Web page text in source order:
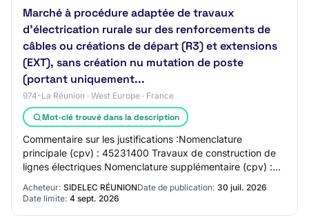
Marché à procédure adaptée de travaux
d'électrication rurale sur des renforcements de
câbles ou créations de départ (R3) et extensions
(EXT), sans création nu mutation de poste
(portant uniquement...
974-La Réunion · West Europe · France
Mot-clé trouvé dans la description
Commentaire sur les justifications :Nomenclature
principale (cpv) : 45231400 Travaux de construction de
lignes électriques Nomenclature supplémentaire (cpv) :
45232200 Ouvrages annexes pour lignes él…
Acheteur: SIDELEC RÉUNIONDate de publication: 30 juil. 2026
Date limite: 4 sept. 2026